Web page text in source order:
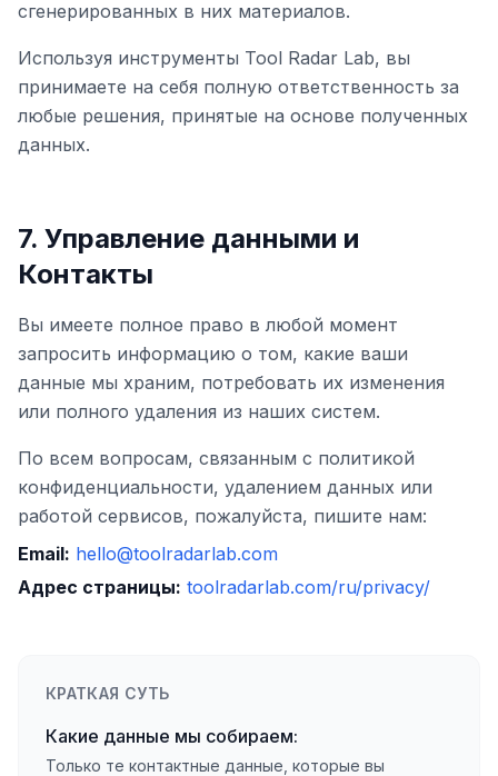
КРАТКАЯ СУТЬ
Какие данные мы собираем:
Только те контактные данные, которые вы
сгенерированных в них материалов.
Используя инструменты Tool Radar Lab, вы
принимаете на себя полную ответственность за
любые решения, принятые на основе полученных
данных.
7. Управление данными и
Контакты
Вы имеете полное право в любой момент
запросить информацию о том, какие ваши
данные мы храним, потребовать их изменения
или полного удаления из наших систем.
По всем вопросам, связанным с политикой
конфиденциальности, удалением данных или
работой сервисов, пожалуйста, пишите нам:
Email: hello@toolradarlab.com
Адрес страницы: toolradarlab.com/ru/privacy/